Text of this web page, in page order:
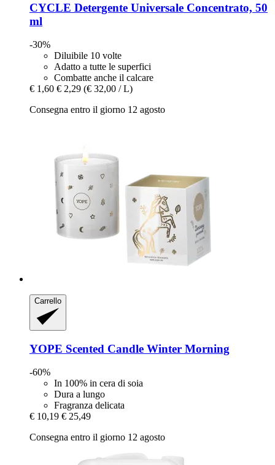
CYCLE Detergente Universale Concentrato, 50
ml
-30%
Diluibile 10 volte
Adatto a tutte le superfici
Combatte anche il calcare
€ 1,60 € 2,29 (€ 32,00 / L)
Consegna entro il giorno 12 agosto
Carrello
YOPE Scented Candle Winter Morning
-60%
In 100% in cera di soia
Dura a lungo
Fragranza delicata
€ 10,19 € 25,49
Consegna entro il giorno 12 agosto